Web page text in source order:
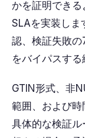
かを証明でき
SLAを実装しま
認、検証失敗
をバイパスする
GTIN形式、非
範囲、および
具体的な検証